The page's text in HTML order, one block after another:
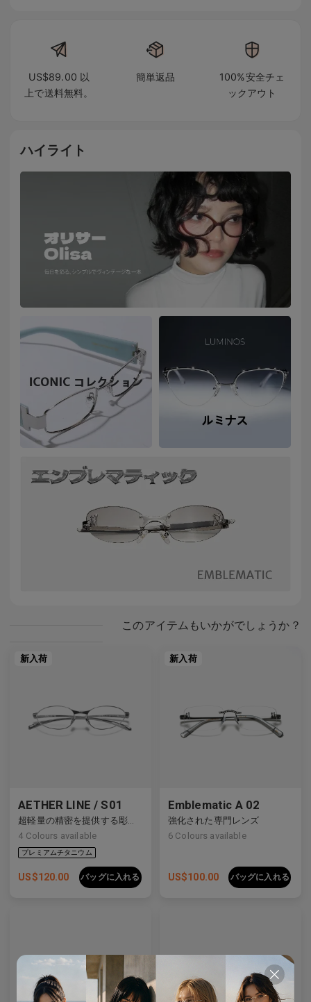
US$89.00 以
上で送料無料。
簡単返品
100%安全チェ
ックアウト
ハイライト
このアイテムもいかがでしょうか？
新入荷
AETHER LINE / S01
超軽量の精密を提供する彫刻的チタンフレーム。
4 Colours available
US$120.00 バッグに入れる
新入荷
Emblematic A 02
強化された専門レンズ
6 Colours available
US$100.00 バッグに入れる